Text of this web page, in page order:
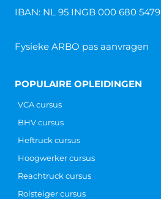
IBAN: NL 95 INGB 000 680 5479
Fysieke ARBO pas aanvragen
POPULAIRE OPLEIDINGEN
VCA cursus
BHV cursus
Heftruck cursus
Hoogwerker cursus
Reachtruck cursus
Rolsteiger cursus